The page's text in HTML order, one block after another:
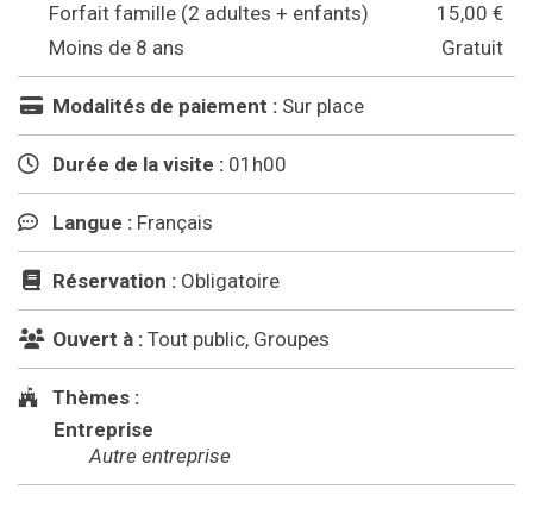
Forfait famille (2 adultes + enfants)
15,00 €
Moins de 8 ans
Gratuit
Modalités de paiement : Sur place
Durée de la visite : 01h00
Langue : Français
Réservation : Obligatoire
Ouvert à : Tout public, Groupes
Thèmes :
Entreprise
Autre entreprise